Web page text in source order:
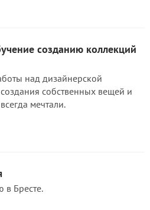
созданию коллекций
над дизайнерской
собственных вещей и
мечтали.
в Бресте.